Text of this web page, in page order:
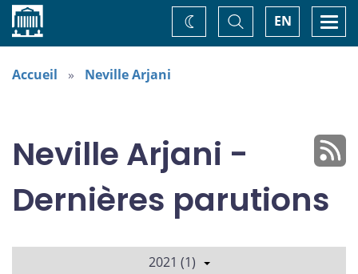
Accueil EN
Basculer
la
recherche
Changez
de
Accueil Neville Arjani
Neville Arjani -
Dernières parutions
2021 (1)